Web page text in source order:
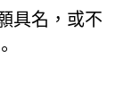
具名，或不